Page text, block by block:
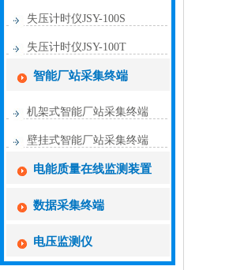
失压计时仪JSY-100S
失压计时仪JSY-100T
智能厂站采集终端
机架式智能厂站采集终端
壁挂式智能厂站采集终端
电能质量在线监测装置
数据采集终端
电压监测仪